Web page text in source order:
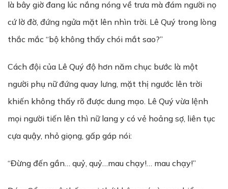
là bây giờ đang lúc nắng nóng về trưa mà đám người nọ
cứ lờ đờ, đứng ngửa mặt lên nhìn trời. Lê Quý trong lòng
thắc mắc “bộ không thấy chói mắt sao?”
Cách đội của Lê Quý độ hơn năm chục bước là một
người phụ nữ đứng quay lưng, mặt thị ngước lên trời
khiến không thấy rõ được dung mạo. Lê Quý vừa lệnh
mọi người tiến lên thì nữ lang y có vẻ hoảng sợ, liên tục
cựa quậy, nhỏ giọng, gấp gáp nói:
“Đừng đến gần… quỷ, quỷ…mau chạy!… mau chạy!”